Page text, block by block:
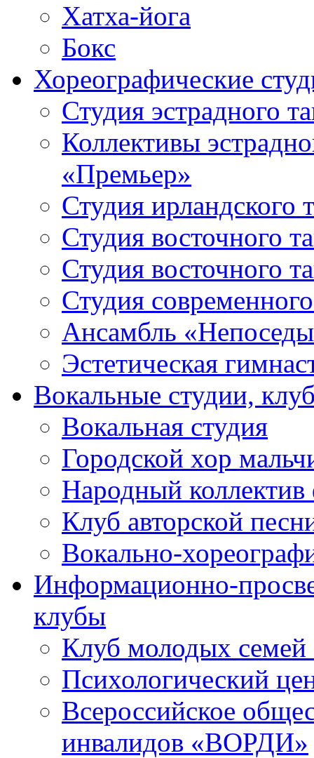
Хатха-йога
Бокс
Хореографические
Студия эстрадного
Коллективы
«Премьер»
Студия ирландского
Студия восточного
Студия восточного
Студия
Ансамбль
Эстетическая
Вокальные студии,
Вокальная студия
Городской хор
Народный коллектив
Клуб авторской
Вокально-
Информационно-
клубы
Клуб молодых
Психологический
Всероссийское
инвалидов «ВОРДИ»